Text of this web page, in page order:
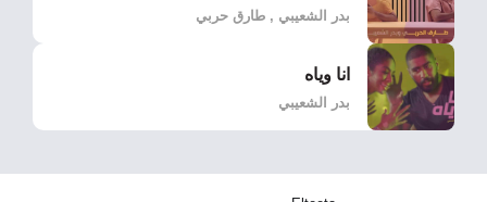
بدر الشعيبي , طارق حربي
انا وياه
بدر الشعيبي